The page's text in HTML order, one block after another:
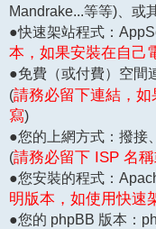
Mandrake...等等)、或
●快速架站程式：
本，如果安裝在自己
●免費（或付費）空間
(請務必留下連結，
寫)
●您的上網方式：撥接
(請務必留下 ISP 名
●您安裝的程式：
明版本，如使用快速
●您的 phpBB 版本：